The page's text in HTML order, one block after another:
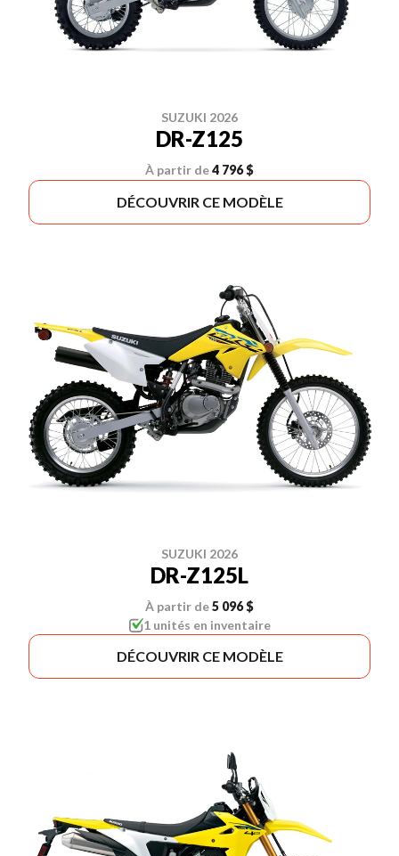
SUZUKI 2026
DR-Z125
À partir de4 796 $
DÉCOUVRIR CE MODÈLE
SUZUKI 2026
DR-Z125L
À partir de5 096 $
1 unités en inventaire
DÉCOUVRIR CE MODÈLE